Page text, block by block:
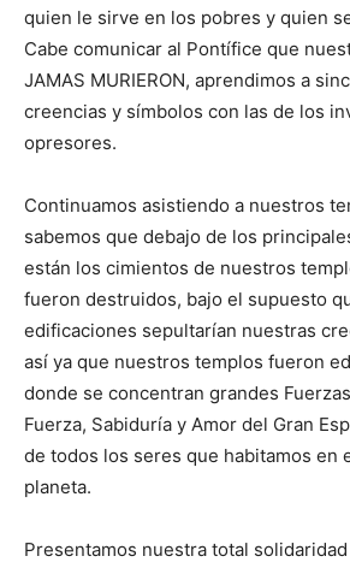
quien le sirve en los pobres y quien
Cabe comunicar al Pontífice que
JAMAS MURIERON, aprendimos a
creencias y símbolos con las de los
opresores.
Continuamos asistiendo a nuestros
sabemos que debajo de los
están los cimientos de nuestros
fueron destruidos, bajo el supuesto
edificaciones sepultarían nuestras
así ya que nuestros templos fueron
donde se concentran grandes
Fuerza, Sabiduría y Amor del Gran
de todos los seres que habitamos en
planeta.
Presentamos nuestra total